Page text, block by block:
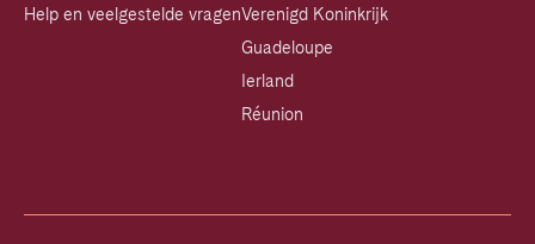
Help en veelgestelde vragenVerenigd Koninkrijk
Guadeloupe
Ierland
Réunion